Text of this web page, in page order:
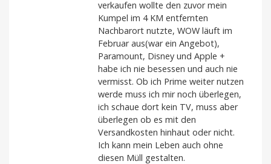
verkaufen wollte den zuvor mein
Kumpel im 4 KM entfernten
Nachbarort nutzte, WOW läuft im
Februar aus(war ein Angebot),
Paramount, Disney und Apple +
habe ich nie besessen und auch nie
vermisst. Ob ich Prime weiter nutzen
werde muss ich mir noch überlegen,
ich schaue dort kein TV, muss aber
überlegen ob es mit den
Versandkosten hinhaut oder nicht.
Ich kann mein Leben auch ohne
diesen Müll gestalten.